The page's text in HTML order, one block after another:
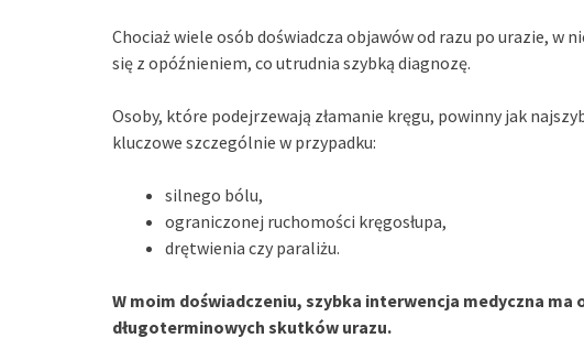
Chociaż wiele osób doświadcza objawów od razu po urazie,
się z opóźnieniem, co utrudnia szybką diagnozę.
Osoby, które podejrzewają złamanie kręgu, powinny jak
kluczowe szczególnie w przypadku:
silnego bólu,
ograniczonej ruchomości kręgosłupa,
drętwienia czy paraliżu.
W moim doświadczeniu, szybka interwencja medyczna
długoterminowych skutków urazu.